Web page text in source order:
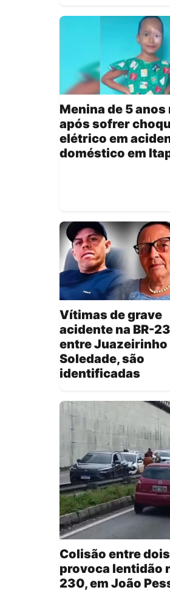
Menina de 5 anos
após sofrer
elétrico em
doméstico em
Vítimas de grave
acidente na BR-
entre Juazeirinho
Soledade, são
identificadas
Colisão entre
provoca lentidão
230, em João